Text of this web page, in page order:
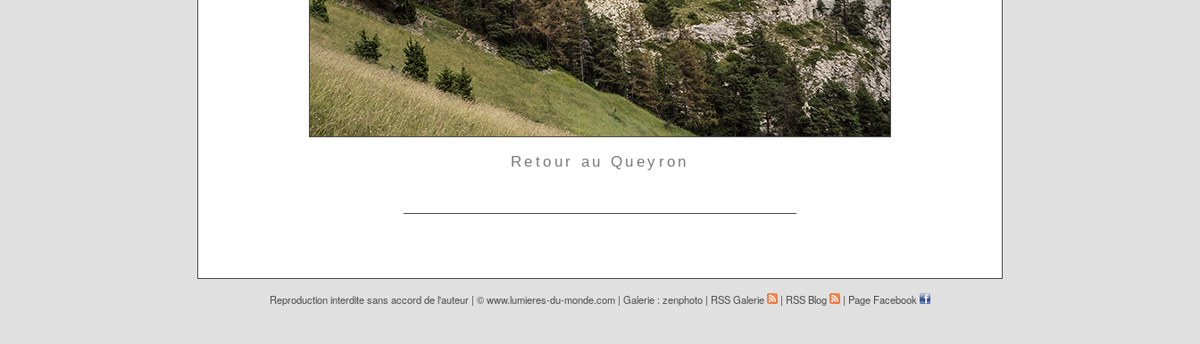
Retour au Queyron
Reproduction interdite sans accord de l'auteur | ©www.lumieres-du-monde.com | Galerie : zenphoto | RSS Galerie | RSS Blog | Page Facebook